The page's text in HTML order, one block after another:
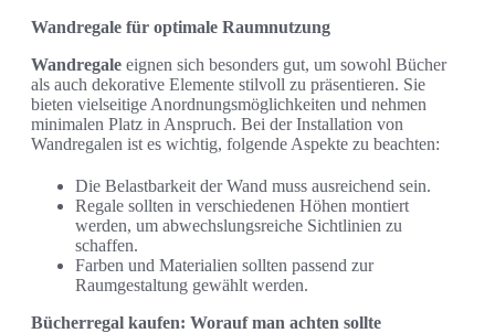
Wandregale für optimale Raumnutzung
Wandregale eignen sich besonders gut, um sowohl Bücher
als auch dekorative Elemente stilvoll zu präsentieren. Sie
bieten vielseitige Anordnungsmöglichkeiten und nehmen
minimalen Platz in Anspruch. Bei der Installation von
Wandregalen ist es wichtig, folgende Aspekte zu beachten:
Die Belastbarkeit der Wand muss ausreichend sein.
Regale sollten in verschiedenen Höhen montiert
werden, um abwechslungsreiche Sichtlinien zu
schaffen.
Farben und Materialien sollten passend zur
Raumgestaltung gewählt werden.
Bücherregal kaufen: Worauf man achten sollte